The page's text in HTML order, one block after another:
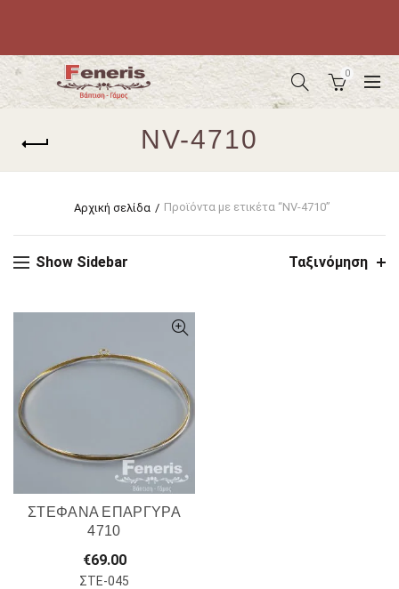
0
NV-4710
Αρχική σελίδα Προϊόντα με ετικέτα “NV-4710”
Show Sidebar Ταξινόμηση
ΣΤΕΦΑΝΑ ΕΠΑΡΓΥΡΑ
4710
€69.00
ΣΤΕ-045